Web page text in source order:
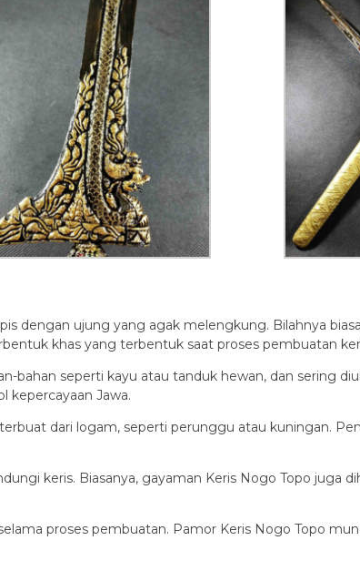
dengan ujung yang agak melengkung. Bilahnya
khas yang terbentuk saat proses pembuatan
bahan seperti kayu atau tanduk hewan, dan sering
kepercayaan Jawa.
dari logam, seperti perunggu atau kuningan.
keris. Biasanya, gayaman Keris Nogo Topo juga
proses pembuatan. Pamor Keris Nogo Topo